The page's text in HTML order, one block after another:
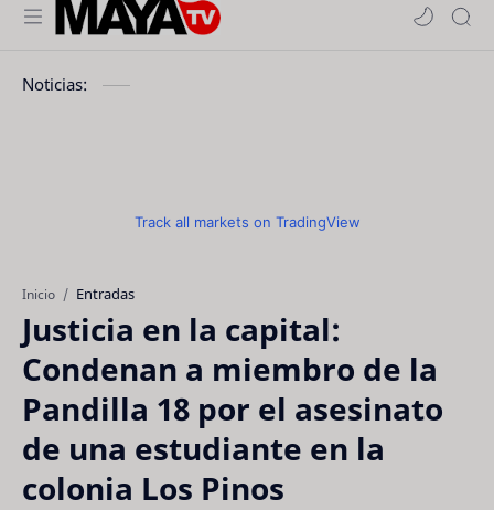
Noticias:
Track all markets on TradingView
Inicio Entradas
Justicia en la capital:
Condenan a miembro de la
Pandilla 18 por el asesinato
de una estudiante en la
colonia Los Pinos